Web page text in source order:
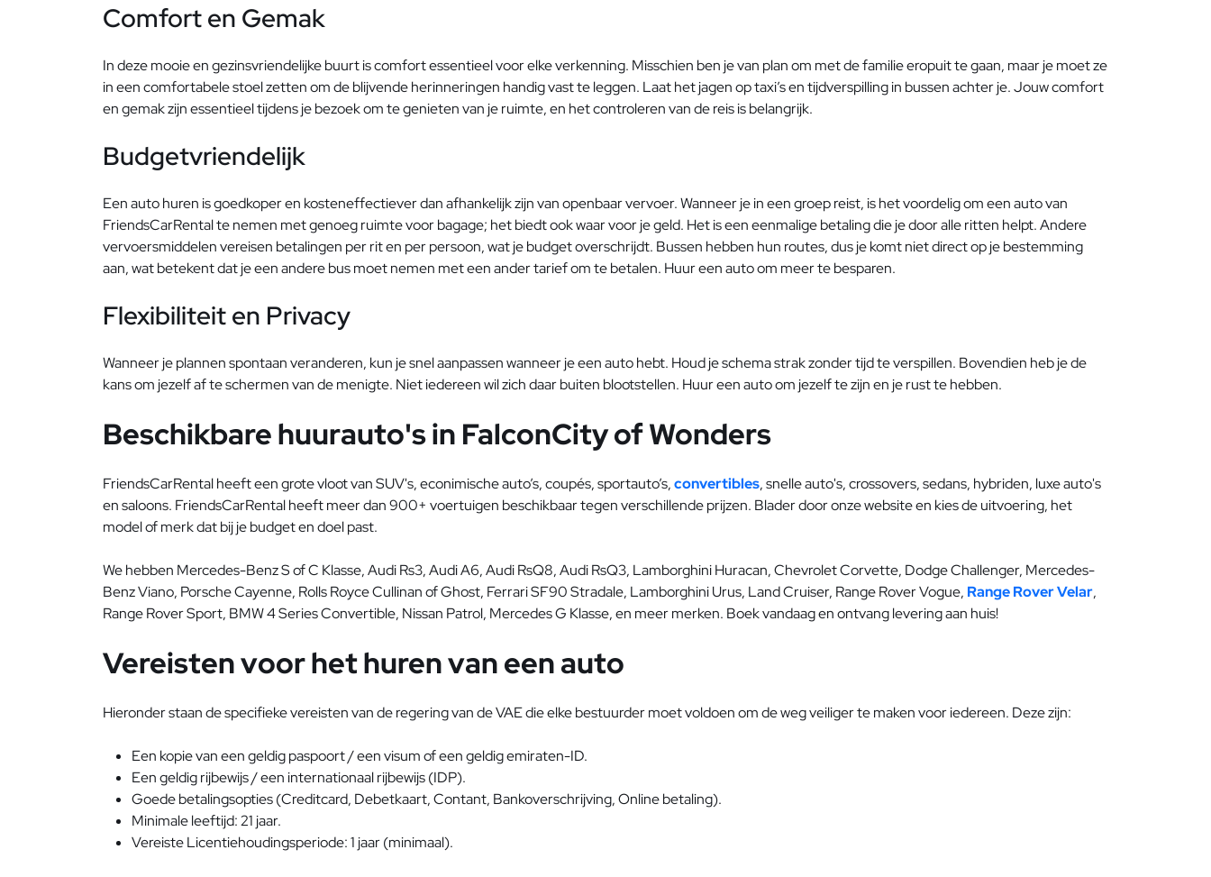
Comfort en Gemak
In deze mooie en gezinsvriendelijke buurt is comfort essentieel voor elke verkenning. Misschien ben je van plan om met de familie eropuit te gaan, maar je moet ze
in een comfortabele stoel zetten om de blijvende herinneringen handig vast te leggen. Laat het jagen op taxi’s en tijdverspilling in bussen achter je. Jouw comfort
en gemak zijn essentieel tijdens je bezoek om te genieten van je ruimte, en het controleren van de reis is belangrijk.
Budgetvriendelijk
Een auto huren is goedkoper en kosteneffectiever dan afhankelijk zijn van openbaar vervoer. Wanneer je in een groep reist, is het voordelig om een auto van
FriendsCarRental te nemen met genoeg ruimte voor bagage; het biedt ook waar voor je geld. Het is een eenmalige betaling die je door alle ritten helpt. Andere
vervoersmiddelen vereisen betalingen per rit en per persoon, wat je budget overschrijdt. Bussen hebben hun routes, dus je komt niet direct op je bestemming
aan, wat betekent dat je een andere bus moet nemen met een ander tarief om te betalen. Huur een auto om meer te besparen.
Flexibiliteit en Privacy
Wanneer je plannen spontaan veranderen, kun je snel aanpassen wanneer je een auto hebt. Houd je schema strak zonder tijd te verspillen. Bovendien heb je de
kans om jezelf af te schermen van de menigte. Niet iedereen wil zich daar buiten blootstellen. Huur een auto om jezelf te zijn en je rust te hebben.
Beschikbare huurauto's in FalconCity of Wonders
FriendsCarRental heeft een grote vloot van SUV's, econimische auto’s, coupés, sportauto’s,convertibles, snelle auto's, crossovers, sedans, hybriden, luxe auto's
en saloons. FriendsCarRental heeft meer dan 900+ voertuigen beschikbaar tegen verschillende prijzen. Blader door onze website en kies de uitvoering, het
model of merk dat bij je budget en doel past.
We hebben Mercedes-Benz S of C Klasse, Audi Rs3, Audi A6, Audi RsQ8, Audi RsQ3, Lamborghini Huracan, Chevrolet Corvette, Dodge Challenger, Mercedes-
Benz Viano, Porsche Cayenne, Rolls Royce Cullinan of Ghost, Ferrari SF90 Stradale, Lamborghini Urus, Land Cruiser, Range Rover Vogue, Range Rover Velar,
Range Rover Sport, BMW 4 Series Convertible, Nissan Patrol, Mercedes G Klasse, en meer merken. Boek vandaag en ontvang levering aan huis!
Vereisten voor het huren van een auto
Hieronder staan de specifieke vereisten van de regering van de VAE die elke bestuurder moet voldoen om de weg veiliger te maken voor iedereen. Deze zijn:
Een kopie van een geldig paspoort / een visum of een geldig emiraten-ID.
Een geldig rijbewijs / een internationaal rijbewijs (IDP).
Goede betalingsopties (Creditcard, Debetkaart, Contant, Bankoverschrijving, Online betaling).
Minimale leeftijd: 21 jaar.
Vereiste Licentiehoudingsperiode: 1 jaar (minimaal).